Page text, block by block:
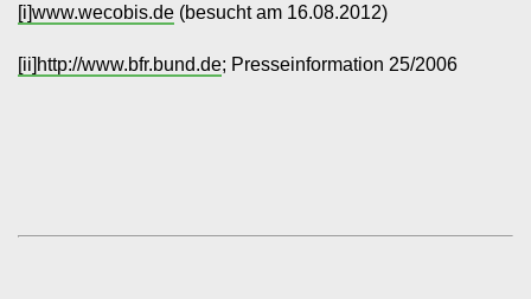
[i]www.wecobis.de (besucht am 16.08.2012)
[ii] http://www.bfr.bund.de; Presseinformation 25/2006